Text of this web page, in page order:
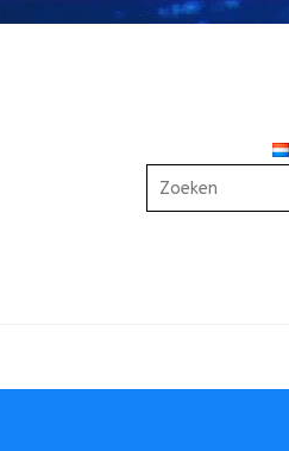
Zoeken